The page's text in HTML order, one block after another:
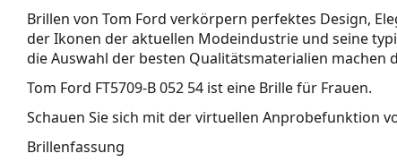
Brillen von Tom Ford verkörpern perfektes Design,
der Ikonen der aktuellen Modeindustrie und seine
die Auswahl der besten Qualitätsmaterialien
Tom Ford FT5709-B 052 54 ist eine Brille für Frauen.
Schauen Sie sich mit der virtuellen Anprobefunktion
Brillenfassung